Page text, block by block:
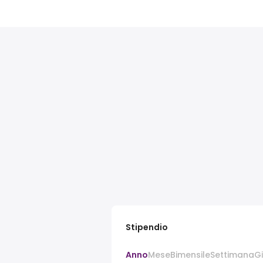
Stipendio
AnnoMeseBimensileSettimana